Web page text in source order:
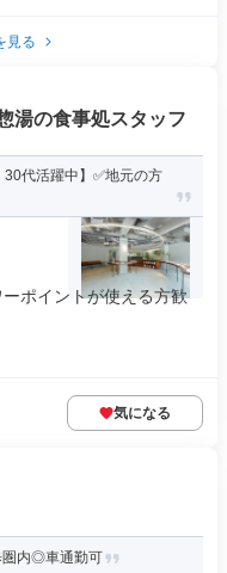
見る
湯の食事処スタッフ
代活躍中】✅️地元の方
ポイントが使える方歓
気になる
圏内◎車通勤可